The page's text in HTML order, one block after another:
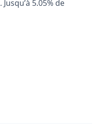
. Jusqu’à 5.05% de